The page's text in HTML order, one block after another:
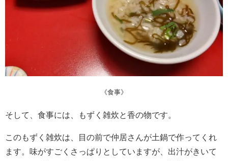
《食事》
そして、食事には、もずく雑炊と香の物です。
このもずく雑炊は、目の前で仲居さんが土鍋で作ってくれ
ます。味がすごくさっぱりとしていますが、出汁がきいて